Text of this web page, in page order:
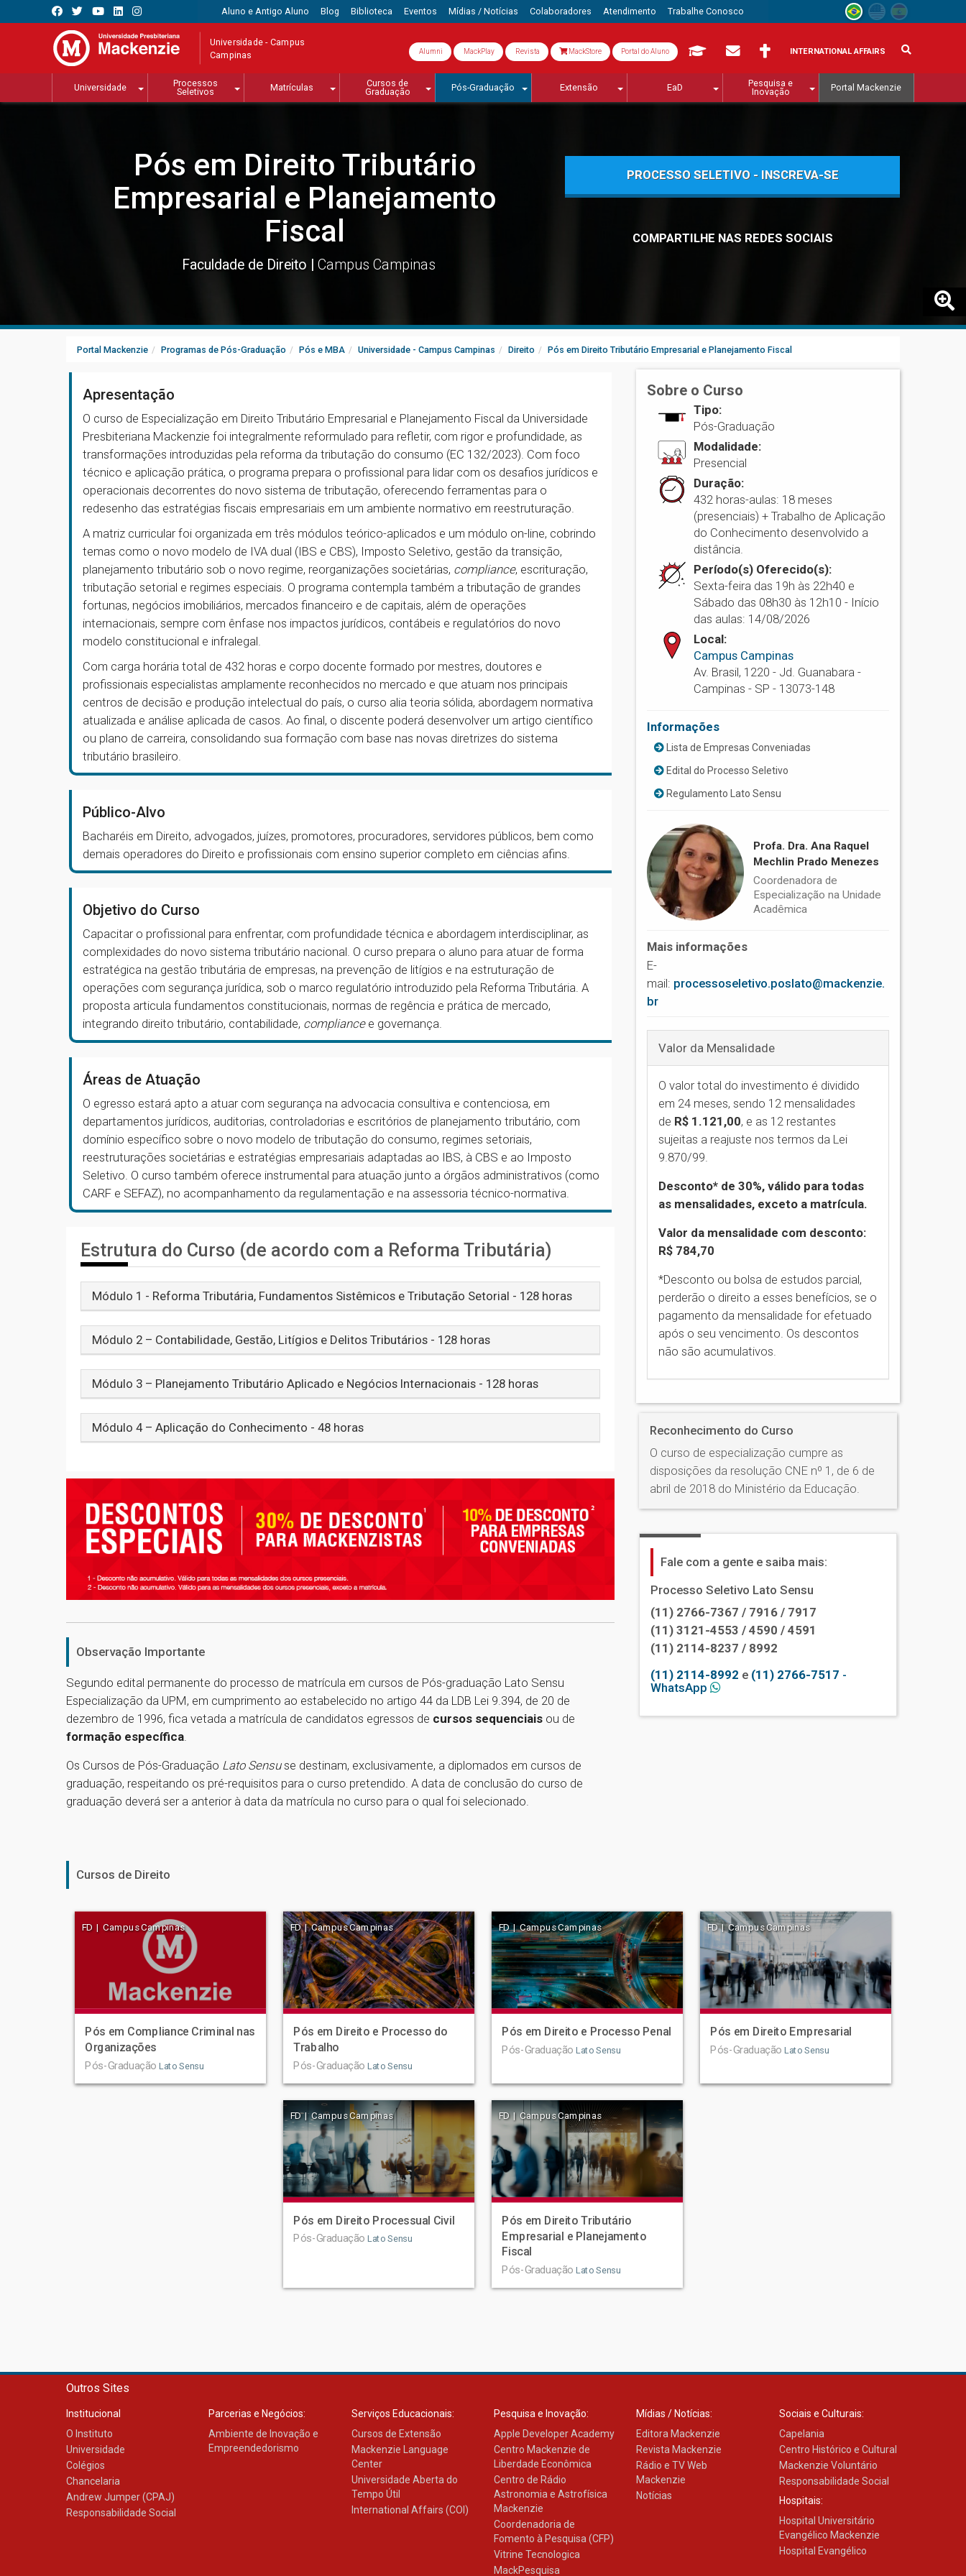
Aluno e Antigo Aluno Blog Biblioteca Eventos Mídias / Notícias Colaboradores Atendimento Trabalhe Conosco
Universidade - Campus
Campinas Alumni MackPlay Revista MackStore Portal do Aluno INTERNATIONAL AFFAIRS
Universidade
Processos
Seletivos
Matrículas
Cursos de
Graduação
Pós-Graduação Extensão EaD
Pesquisa e
Inovação
Portal Mackenzie
Pós em Direito Tributário
Empresarial e Planejamento
Fiscal
Faculdade de Direito Campus Campinas
PROCESSO SELETIVO - INSCREVA-SE
COMPARTILHE NAS REDES SOCIAIS
Portal Mackenzie Programas de Pós-Graduação Pós e MBA Universidade - Campus Campinas Direito Pós em Direito Tributário Empresarial e Planejamento Fiscal
Apresentação
O curso de Especialização em Direito Tributário Empresarial e Planejamento Fiscal da Universidade
Presbiteriana Mackenzie foi integralmente reformulado para refletir, com rigor e profundidade, as
transformações introduzidas pela reforma da tributação do consumo (EC 132/2023). Com foco
técnico e aplicação prática, o programa prepara o profissional para lidar com os desafios jurídicos e
operacionais decorrentes do novo sistema de tributação, oferecendo ferramentas para o
redesenho das estratégias fiscais empresariais em um ambiente normativo em reestruturação.
A matriz curricular foi organizada em três módulos teórico-aplicados e um módulo on-line, cobrindo
temas como o novo modelo de IVA dual (IBS e CBS), Imposto Seletivo, gestão da transição,
planejamento tributário sob o novo regime, reorganizações societárias, compliance, escrituração,
tributação setorial e regimes especiais. O programa contempla também a tributação de grandes
fortunas, negócios imobiliários, mercados financeiro e de capitais, além de operações
internacionais, sempre com ênfase nos impactos jurídicos, contábeis e regulatórios do novo
modelo constitucional e infralegal.
Com carga horária total de 432 horas e corpo docente formado por mestres, doutores e
profissionais especialistas amplamente reconhecidos no mercado e que atuam nos principais
centros de decisão e produção intelectual do país, o curso alia teoria sólida, abordagem normativa
atualizada e análise aplicada de casos. Ao final, o discente poderá desenvolver um artigo científico
ou plano de carreira, consolidando sua formação com base nas novas diretrizes do sistema
tributário brasileiro.
Público-Alvo
Bacharéis em Direito, advogados, juízes, promotores, procuradores, servidores públicos, bem como
demais operadores do Direito e profissionais com ensino superior completo em ciências afins.
Objetivo do Curso
Capacitar o profissional para enfrentar, com profundidade técnica e abordagem interdisciplinar, as
complexidades do novo sistema tributário nacional. O curso prepara o aluno para atuar de forma
estratégica na gestão tributária de empresas, na prevenção de litígios e na estruturação de
operações com segurança jurídica, sob o marco regulatório introduzido pela Reforma Tributária. A
proposta articula fundamentos constitucionais, normas de regência e prática de mercado,
integrando direito tributário, contabilidade, compliance e governança.
Áreas de Atuação
O egresso estará apto a atuar com segurança na advocacia consultiva e contenciosa, em
departamentos jurídicos, auditorias, controladorias e escritórios de planejamento tributário, com
domínio específico sobre o novo modelo de tributação do consumo, regimes setoriais,
reestruturações societárias e estratégias empresariais adaptadas ao IBS, à CBS e ao Imposto
Seletivo. O curso também oferece instrumental para atuação junto a órgãos administrativos (como
CARF e SEFAZ), no acompanhamento da regulamentação e na assessoria técnico-normativa.
Estrutura do Curso (de acordo com a Reforma Tributária)
Módulo 1 - Reforma Tributária, Fundamentos Sistêmicos e Tributação Setorial - 128 horas
Módulo 2 – Contabilidade, Gestão, Litígios e Delitos Tributários - 128 horas
Módulo 3 – Planejamento Tributário Aplicado e Negócios Internacionais - 128 horas
Módulo 4 – Aplicação do Conhecimento - 48 horas
Observação Importante
Segundo edital permanente do processo de matrícula em cursos de Pós-graduação Lato Sensu
Especialização da UPM, em cumprimento ao estabelecido no artigo 44 da LDB Lei 9.394, de 20 de
dezembro de 1996, fica vetada a matrícula de candidatos egressos de cursos sequenciais ou de
formação específica
Os Cursos de Pós-Graduação Lato Sensuse destinam, exclusivamente, a diplomados em cursos de
graduação, respeitando os pré-requisitos para o curso pretendido. A data de conclusão do curso de
graduação deverá ser a anterior à data da matrícula no curso para o qual foi selecionado.
Sobre o Curso
Tipo:
Pós-Graduação
Modalidade:
Presencial
Duração:
432 horas-aulas: 18 meses
(presenciais) + Trabalho de Aplicação
do Conhecimento desenvolvido a
distância.
Período(s) Oferecido(s):
Sexta-feira das 19h às 22h40 e
Sábado das 08h30 às 12h10 - Início
das aulas: 14/08/2026
Local:
Campus Campinas
Av. Brasil, 1220 - Jd. Guanabara -
Campinas - SP - 13073-148
Informações
Lista de Empresas Conveniadas
Edital do Processo Seletivo
Regulamento Lato Sensu
Profa. Dra. Ana Raquel
Mechlin Prado Menezes
Coordenadora de
Especialização na Unidade
Acadêmica
Mais informações
E-
mail: processoseletivo.poslato@mackenzie.
br
Valor da Mensalidade
O valor total do investimento é dividido
em 24 meses, sendo 12 mensalidades
de R$ 1.121,00, e as 12 restantes
sujeitas a reajuste nos termos da Lei
9.870/99.
Desconto* de 30%, válido para todas
as mensalidades, exceto a matrícula.
Valor da mensalidade com desconto:
R$ 784,70
*Desconto ou bolsa de estudos parcial,
perderão o direito a esses benefícios, se o
pagamento da mensalidade for efetuado
após o seu vencimento. Os descontos
não são acumulativos.
Reconhecimento do Curso
O curso de especialização cumpre as
disposições da resolução CNE nº 1, de 6 de
abril de 2018 do Ministério da Educação.
Fale com a gente e saiba mais:
Processo Seletivo Lato Sensu
(11) 2766-7367 / 7916 / 7917
(11) 3121-4553 / 4590 / 4591
(11) 2114-8237 / 8992
(11) 2114-8992 e (11) 2766-7517 -
WhatsApp
Cursos de Direito
FD | Campus Campinas
Pós em Compliance Criminal nas
Organizações
Pós-Graduação Lato Sensu
FD | Campus Campinas
Pós em Direito e Processo do
Trabalho
Pós-Graduação Lato Sensu
FD | Campus Campinas
Pós em Direito e Processo Penal
Pós-Graduação Lato Sensu
FD | Campus Campinas
Pós em Direito Empresarial
Pós-Graduação Lato Sensu
FD | Campus Campinas
Pós em Direito Processual Civil
Pós-Graduação Lato Sensu
FD | Campus Campinas
Pós em Direito Tributário
Empresarial e Planejamento
Fiscal
Pós-Graduação Lato Sensu
Outros Sites
Institucional
O Instituto
Universidade
Colégios
Chancelaria
Andrew Jumper (CPAJ)
Responsabilidade Social
Parcerias e Negócios:
Ambiente de Inovação e
Empreendedorismo
Serviços Educacionais:
Cursos de Extensão
Mackenzie Language
Center
Universidade Aberta do
Tempo Útil
International Affairs (COI)
Pesquisa e Inovação:
Apple Developer Academy
Centro Mackenzie de
Liberdade Econômica
Centro de Rádio
Astronomia e Astrofísica
Mackenzie
Coordenadoria de
Fomento à Pesquisa (CFP)
Vitrine Tecnologica
MackPesquisa
Mídias / Notícias:
Editora Mackenzie
Revista Mackenzie
Rádio e TV Web
Mackenzie
Notícias
Sociais e Culturais:
Capelania
Centro Histórico e Cultural
Mackenzie Voluntário
Responsabilidade Social
Hospitais:
Hospital Universitário
Evangélico Mackenzie
Hospital Evangélico